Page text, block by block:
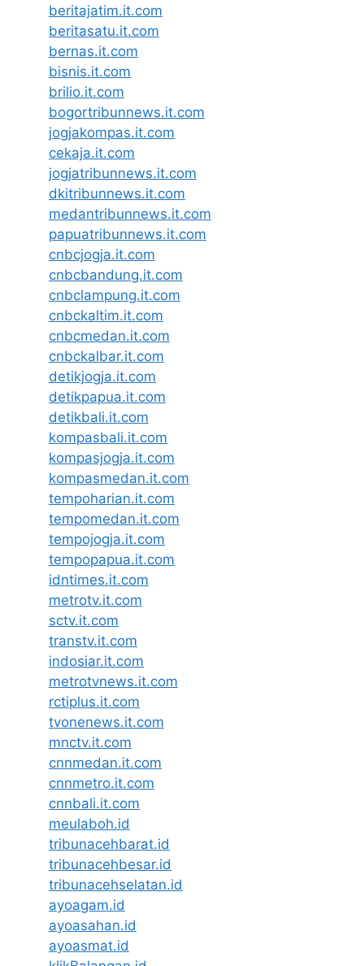
beritajatim.it.com
beritasatu.it.com
bernas.it.com
bisnis.it.com
brilio.it.com
bogortribunnews.it.com
jogjakompas.it.com
cekaja.it.com
jogjatribunnews.it.com
dkitribunnews.it.com
medantribunnews.it.com
papuatribunnews.it.com
cnbcjogja.it.com
cnbcbandung.it.com
cnbclampung.it.com
cnbckaltim.it.com
cnbcmedan.it.com
cnbckalbar.it.com
detikjogja.it.com
detikpapua.it.com
detikbali.it.com
kompasbali.it.com
kompasjogja.it.com
kompasmedan.it.com
tempoharian.it.com
tempomedan.it.com
tempojogja.it.com
tempopapua.it.com
idntimes.it.com
metrotv.it.com
sctv.it.com
transtv.it.com
indosiar.it.com
metrotvnews.it.com
rctiplus.it.com
tvonenews.it.com
mnctv.it.com
cnnmedan.it.com
cnnmetro.it.com
cnnbali.it.com
meulaboh.id
tribunacehbarat.id
tribunacehbesar.id
tribunacehselatan.id
ayoagam.id
ayoasahan.id
ayoasmat.id